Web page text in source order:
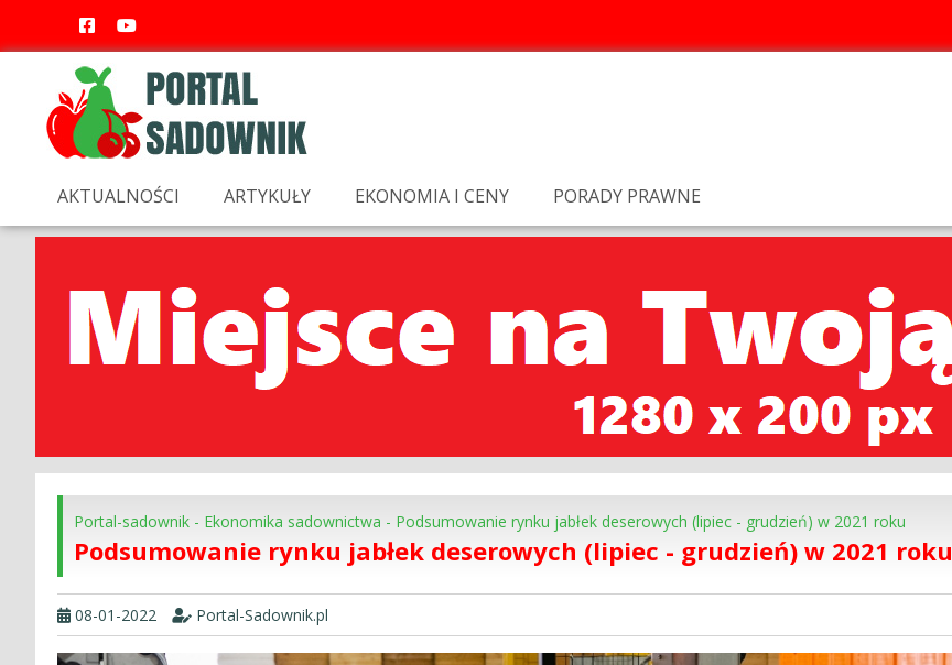
AKTUALNOŚCI ARTYKUŁY EKONOMIA I CENY PORADY PRAWNE
Portal-sadownik - Ekonomika sadownictwa - Podsumowanie rynku jabłek deserowych (lipiec - grudzień) w 2021 roku
Podsumowanie rynku jabłek deserowych (lipiec - grudzień) w 2021 roku
08-01-2022 Portal-Sadownik.pl